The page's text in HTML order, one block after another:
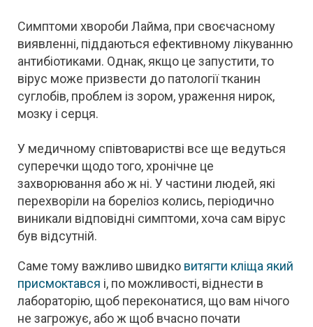
Симптоми хвороби Лайма, при своєчасному
виявленні, піддаються ефективному лікуванню
антибіотиками. Однак, якщо це запустити, то
вірус може призвести до патології тканин
суглобів, проблем із зором, ураження нирок,
мозку і серця.
У медичному співтоваристві все ще ведуться
суперечки щодо того, хронічне це
захворювання або ж ні. У частини людей, які
перехворіли на бореліоз колись, періодично
виникали відповідні симптоми, хоча сам вірус
був відсутній.
Саме тому важливо швидко витягти кліща який
присмоктався і, по можливості, віднести в
лабораторію, щоб переконатися, що вам нічого
не загрожує, або ж щоб вчасно почати